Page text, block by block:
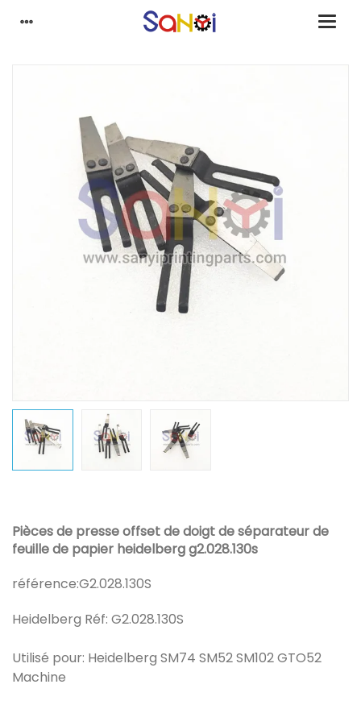
Pièces de presse offset de doigt de séparateur de
feuille de papier heidelberg g2.028.130s
référence:G2.028.130S
Heidelberg Réf: G2.028.130S
Utilisé pour: Heidelberg SM74 SM52 SM102 GTO52
Machine